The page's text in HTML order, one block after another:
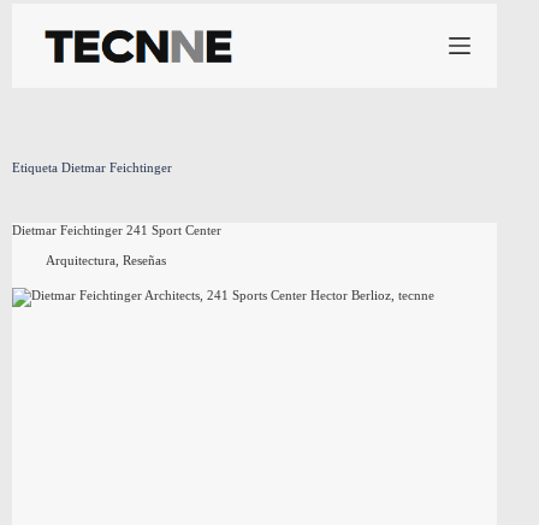
contenido
Etiqueta Dietmar Feichtinger
Dietmar Feichtinger 241 Sport Center
Arquitectura, Reseñas